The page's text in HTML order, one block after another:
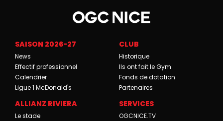
SAISON 2026-27
News
Effectif professionnel
Calendrier
Ligue 1 McDonald's
CLUB
Historique
Ils ont fait le Gym
Fonds de dotation
Partenaires
ALLIANZ RIVIERA
Le stade
SERVICES
OGCNICE.TV